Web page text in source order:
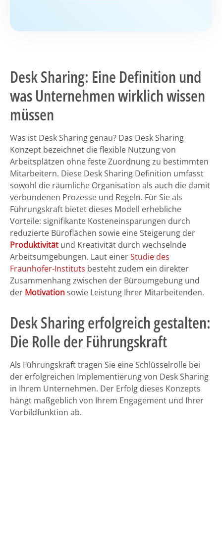
Desk Sharing: Eine Definition und
was Unternehmen wirklich wissen
müssen
Was ist Desk Sharing genau? Das Desk Sharing
Konzept bezeichnet die flexible Nutzung von
Arbeitsplätzen ohne feste Zuordnung zu bestimmten
Mitarbeitern. Diese Desk Sharing Definition umfasst
sowohl die räumliche Organisation als auch die damit
verbundenen Prozesse und Regeln. Für Sie als
Führungskraft bietet dieses Modell erhebliche
Vorteile: signifikante Kosteneinsparungen durch
reduzierte Büroflächen sowie eine Steigerung der
Produktivität und Kreativität durch wechselnde
Arbeitsumgebungen. Laut einerStudie des
Fraunhofer-Instituts besteht zudem ein direkter
Zusammenhang zwischen der Büroumgebung und
der Motivation sowie Leistung Ihrer Mitarbeitenden.
Desk Sharing erfolgreich gestalten:
Die Rolle der Führungskraft
Als Führungskraft tragen Sie eine Schlüsselrolle bei
der erfolgreichen Implementierung von Desk Sharing
in Ihrem Unternehmen. Der Erfolg dieses Konzepts
hängt maßgeblich von Ihrem Engagement und Ihrer
Vorbildfunktion ab.